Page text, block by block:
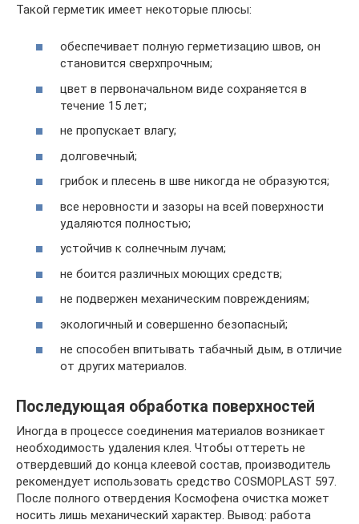
Такой герметик имеет некоторые плюсы:
обеспечивает полную герметизацию швов, он
становится сверхпрочным;
цвет в первоначальном виде сохраняется в
течение 15 лет;
не пропускает влагу;
долговечный;
грибок и плесень в шве никогда не образуются;
все неровности и зазоры на всей поверхности
удаляются полностью;
устойчив к солнечным лучам;
не боится различных моющих средств;
не подвержен механическим повреждениям;
экологичный и совершенно безопасный;
не способен впитывать табачный дым, в отличие
от других материалов.
Последующая обработка поверхностей
Иногда в процессе соединения материалов возникает
необходимость удаления клея. Чтобы оттереть не
отвердевший до конца клеевой состав, производитель
рекомендует использовать средство COSMOPLAST 597.
После полного отвердения Космофена очистка может
носить лишь механический характер. Вывод: работа